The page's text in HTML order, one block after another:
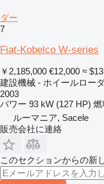
ダー
7
Fiat-Kobelco W-series
￥2,185,000 €12,000 ≈
建設機械 - ホイールロー
2003
パワー 93 kW (127 HP) 燃
ルーマニア, Sacele
販売会社に連絡
このセクションからの新